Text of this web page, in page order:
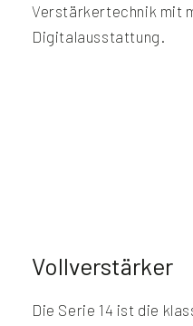
Verstärkertechnik mit
Digitalausstattung.
Vollverstärker
Die Serie 14 ist die